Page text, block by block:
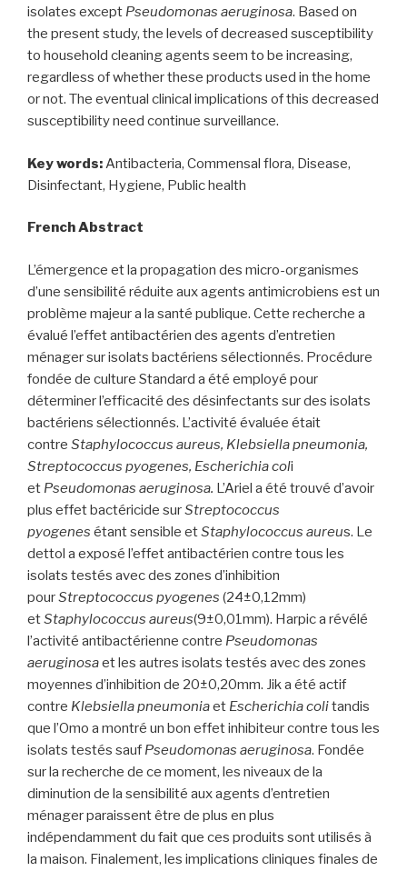
isolates except Pseudomonas aeruginosa. Based on
the present study, the levels of decreased susceptibility
to household cleaning agents seem to be increasing,
regardless of whether these products used in the home
or not. The eventual clinical implications of this decreased
susceptibility need continue surveillance.
Key words:Antibacteria, Commensal flora, Disease,
Disinfectant, Hygiene, Public health
French Abstract
L’émergence et la propagation des micro-organismes
d’une sensibilité réduite aux agents antimicrobiens est un
problème majeur a la santé publique. Cette recherche a
évalué l’effet antibactérien des agents d’entretien
ménager sur isolats bactériens sélectionnés. Procédure
fondée de culture Standard a été employé pour
déterminer l’efficacité des désinfectants sur des isolats
bactériens sélectionnés. L’activité évaluée était
contre Staphylococcus aureus, Klebsiella pneumonia,
Streptococcus pyogenes, Escherichia coli
et Pseudomonas aeruginosa. L’Ariel a été trouvé d’avoir
plus effet bactéricide surStreptococcus
pyogenes étant sensible etStaphylococcus aureus. Le
dettol a exposé l’effet antibactérien contre tous les
isolats testés avec des zones d’inhibition
pourStreptococcus pyogenes (24±0,12mm)
etStaphylococcus aureus(9±0,01mm). Harpic a révélé
l’activité antibactérienne contre Pseudomonas
aeruginosaet les autres isolats testés avec des zones
moyennes d’inhibition de 20±0,20mm. Jik a été actif
contre Klebsiella pneumoniaet Escherichia colitandis
que l’Omo a montré un bon effet inhibiteur contre tous les
isolats testés sauf Pseudomonas aeruginosa. Fondée
sur la recherche de ce moment, les niveaux de la
diminution de la sensibilité aux agents d’entretien
ménager paraissent être de plus en plus
indépendamment du fait que ces produits sont utilisés à
la maison. Finalement, les implications cliniques finales de